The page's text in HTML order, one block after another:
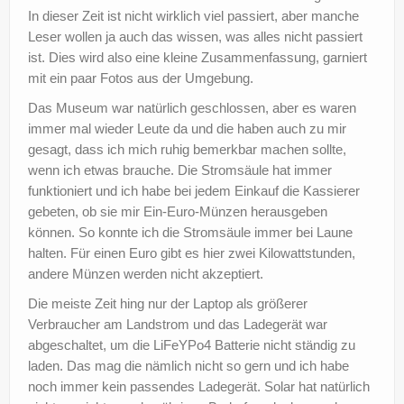
?
In dieser Zeit ist nicht wirklich viel passiert, aber manche
Leser wollen ja auch das wissen, was alles nicht passiert
ist. Dies wird also eine kleine Zusammenfassung, garniert
mit ein paar Fotos aus der Umgebung.
Das Museum war natürlich geschlossen, aber es waren
immer mal wieder Leute da und die haben auch zu mir
gesagt, dass ich mich ruhig bemerkbar machen sollte,
wenn ich etwas brauche. Die Stromsäule hat immer
funktioniert und ich habe bei jedem Einkauf die Kassierer
gebeten, ob sie mir Ein-Euro-Münzen herausgeben
können. So konnte ich die Stromsäule immer bei Laune
halten. Für einen Euro gibt es hier zwei Kilowattstunden,
andere Münzen werden nicht akzeptiert.
Die meiste Zeit hing nur der Laptop als größerer
Verbraucher am Landstrom und das Ladegerät war
abgeschaltet, um die LiFeYPo4 Batterie nicht ständig zu
laden. Das mag die nämlich nicht so gern und ich habe
noch immer kein passendes Ladegerät. Solar hat natürlich